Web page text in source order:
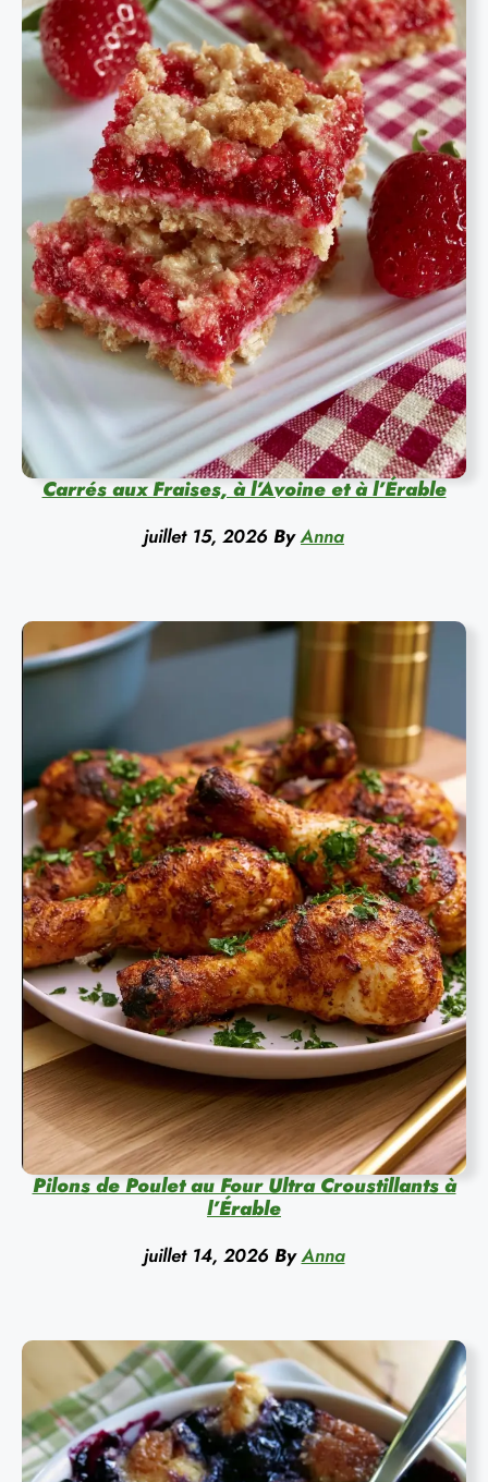
Carrés aux Fraises, à l’Avoine et à l’Érable
juillet 15, 2026 By Anna
Pilons de Poulet au Four Ultra Croustillants à
l’Érable
juillet 14, 2026 By Anna